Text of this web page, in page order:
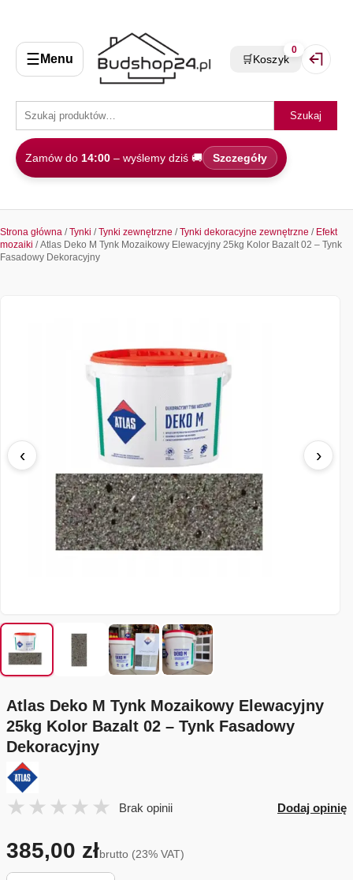
☰ Menu
Szukaj
Zamów do 14:00 – wyślemy dziś 🚚 Szczegóły
🛒Koszyk
0
Strona główna /Tynki /Tynki zewnętrzne /Tynki dekoracyjne zewnętrzne / Efekt
mozaiki / Atlas Deko M Tynk Mozaikowy Elewacyjny 25kg Kolor Bazalt 02 – Tynk
Fasadowy Dekoracyjny
‹ ›
Atlas Deko M Tynk Mozaikowy Elewacyjny
25kg Kolor Bazalt 02 – Tynk Fasadowy
Dekoracyjny
Brak opinii Dodaj opinię
385,00 złbrutto (23% VAT)